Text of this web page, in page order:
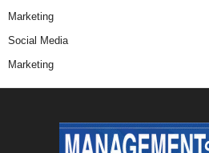
Marketing
Social Media
Marketing